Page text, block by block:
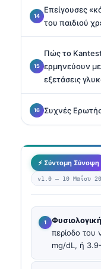
Επείγουσες
του παιδιού
Πώς το
ερμηνεύουν με
εξετάσεις
Συχνές
⚡ Σύντομη Σύνοψη
v1.0 — 10 Μαΐου
περίοδο του
mg/dL, ή